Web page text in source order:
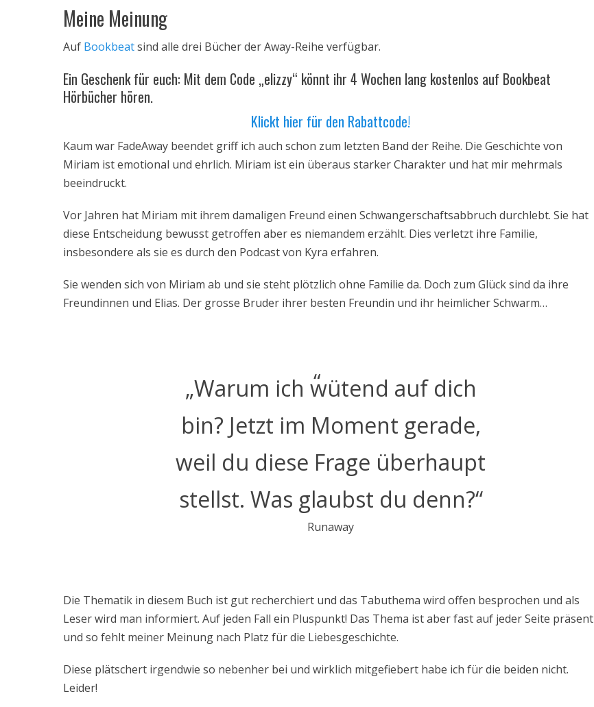
Meine Meinung
Auf Bookbeatsind alle drei Bücher der Away-Reihe verfügbar.
Ein Geschenk für euch: Mit dem Code „elizzy“ könnt ihr 4 Wochen lang kostenlos auf Bookbeat
Hörbücher hören.
Klickt hier für den Rabattcode!
Kaum war FadeAway beendet griff ich auch schon zum letzten Band der Reihe. Die Geschichte von
Miriam ist emotional und ehrlich. Miriam ist ein überaus starker Charakter und hat mir mehrmals
beeindruckt.
Vor Jahren hat Miriam mit ihrem damaligen Freund einen Schwangerschaftsabbruch durchlebt. Sie hat
diese Entscheidung bewusst getroffen aber es niemandem erzählt. Dies verletzt ihre Familie,
insbesondere als sie es durch den Podcast von Kyra erfahren.
Sie wenden sich von Miriam ab und sie steht plötzlich ohne Familie da. Doch zum Glück sind da ihre
Freundinnen und Elias. Der grosse Bruder ihrer besten Freundin und ihr heimlicher Schwarm…
„Warum ich wütend auf dich
bin? Jetzt im Moment gerade,
weil du diese Frage überhaupt
stellst. Was glaubst du denn?“
Runaway
Die Thematik in diesem Buch ist gut recherchiert und das Tabuthema wird offen besprochen und als
Leser wird man informiert. Auf jeden Fall ein Pluspunkt! Das Thema ist aber fast auf jeder Seite präsent
und so fehlt meiner Meinung nach Platz für die Liebesgeschichte.
Diese plätschert irgendwie so nebenher bei und wirklich mitgefiebert habe ich für die beiden nicht.
Leider!